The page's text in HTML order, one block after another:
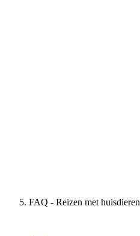
FAQ - Reizen met huisdieren